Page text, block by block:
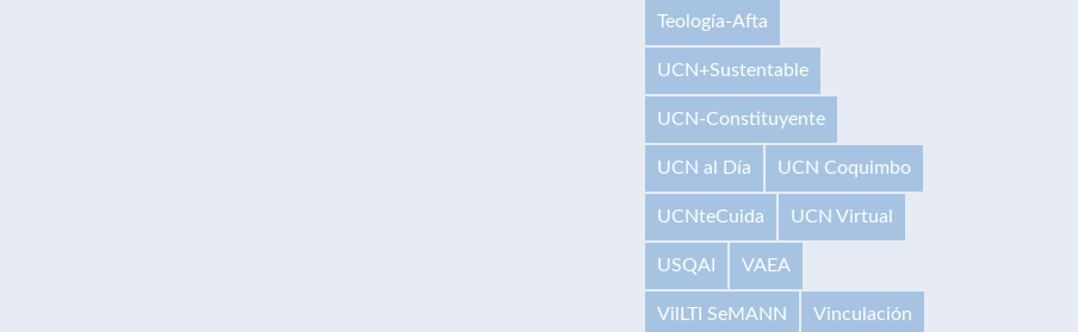
Teología-Afta
UCN+Sustentable
UCN-Constituyente
UCN al Día UCN Coquimbo
UCNteCuida UCN Virtual
USQAI VAEA
VilLTI SeMANN Vinculación